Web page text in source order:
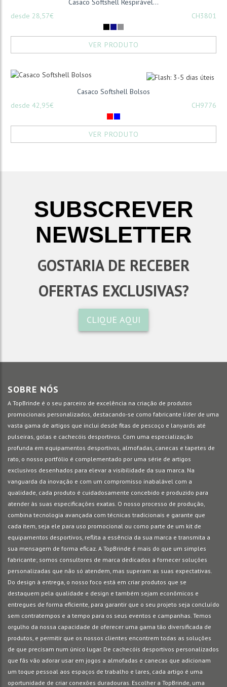
Casaco Softshell Respirável...
desde 28,57€
CH3801
VER PRODUTO
Casaco Softshell Bolsos
desde 42,95€
CH9776
VER PRODUTO
SUBSCREVER
NEWSLETTER
GOSTARIA DE RECEBER
OFERTAS EXCLUSIVAS?
CLIQUE AQUI
SOBRE NÓS
A TopBrinde é o seu parceiro de excelência na criação de produtos
promocionais personalizados, destacando-se como fabricante líder de uma
vasta gama de artigos que inclui desde fitas de pescoço e lanyards até
pulseiras, golas e cachecóis desportivos. Com uma especialização
profunda em equipamentos desportivos, almofadas, canecas e tapetes de
rato, o nosso portfólio é complementado por uma série de artigos
exclusivos desenhados para elevar a visibilidade da sua marca. Na
vanguarda da inovação e com um compromisso inabalável com a
qualidade, cada produto é cuidadosamente concebido e produzido para
atender às suas especificações exatas. O nosso processo de produção,
combina tecnologia avançada com técnicas tradicionais e garante que
cada item, seja ele para uso promocional ou como parte de um kit de
equipamentos desportivos, reflita a essência da sua marca e transmita a
sua mensagem de forma eficaz. A TopBrinde é mais do que um simples
fabricante; somos consultores de marca dedicados a fornecer soluções
personalizadas que não só atendem, mas superam as suas expectativas.
Do design à entrega, o nosso foco está em criar produtos que se
destaquem pela qualidade e design e também sejam econômicos e
entregues de forma eficiente, para garantir que o seu projeto seja concluído
sem contratempos e a tempo para os seus eventos e campanhas. Temos
orgulho da nossa capacidade de oferecer uma gama tão diversificada de
produtos, e permitir que os nossos clientes encontrem todas as soluções
de que precisam num único lugar. De cachecóis desportivos personalizados
que fãs vão adorar usar em jogos a almofadas e canecas que adicionam
um toque pessoal aos espaços de trabalho e lares, cada artigo é uma
oportunidade de criar conexões duradouras. Escolher a TopBrinde, uma